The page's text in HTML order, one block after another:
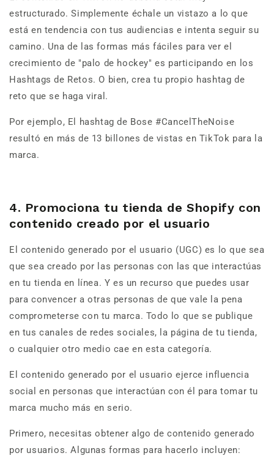
estructurado. Simplemente échale un vistazo a lo que
está en tendencia con tus audiencias e intenta seguir su
camino. Una de las formas más fáciles para ver el
crecimiento de "palo de hockey" es participando en los
Hashtags de Retos. O bien, crea tu propio hashtag de
reto que se haga viral.
Por ejemplo, El hashtag de Bose #CancelTheNoise
resultó en más de 13 billones de vistas en TikTok para la
marca.
4. Promociona tu tienda de Shopify con
contenido creado por el usuario
El contenido generado por el usuario (UGC) es lo que sea
que sea creado por las personas con las que interactúas
en tu tienda en línea. Y es un recurso que puedes usar
para convencer a otras personas de que vale la pena
comprometerse con tu marca. Todo lo que se publique
en tus canales de redes sociales, la página de tu tienda,
o cualquier otro medio cae en esta categoría.
El contenido generado por el usuario ejerce influencia
social en personas que interactúan con él para tomar tu
marca mucho más en serio.
Primero, necesitas obtener algo de contenido generado
por usuarios. Algunas formas para hacerlo incluyen: